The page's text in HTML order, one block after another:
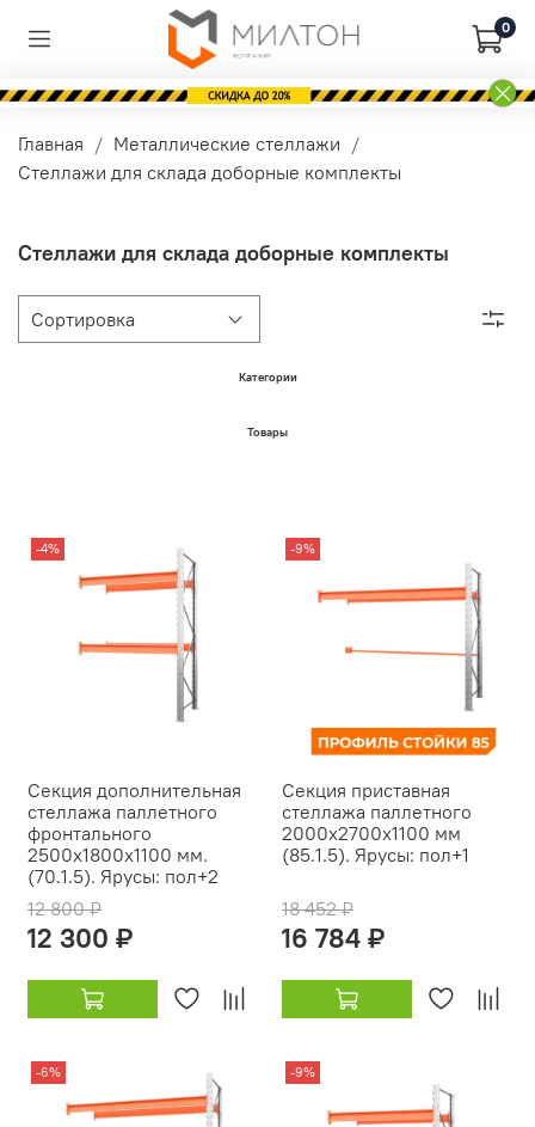
0
Главная
Металлические стеллажи
Стеллажи для склада доборные комплекты
Стеллажи для склада доборные комплекты
Категории
Товары
-4%
Секция дополнительная
стеллажа паллетного
фронтального
2500х1800х1100 мм.
(70.1.5). Ярусы: пол+2
12 800 ₽
12 300 ₽
-9%
Секция приставная
стеллажа паллетного
2000х2700х1100 мм
(85.1.5). Ярусы: пол+1
18 452 ₽
16 784 ₽
-6% -9%